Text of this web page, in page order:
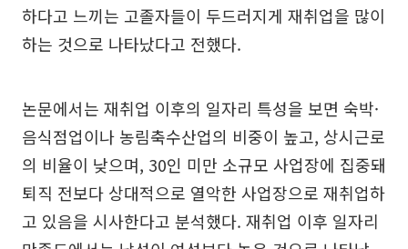
하다고 느끼는 고졸자들이 두드러지게 재취업을 많이
하는 것으로 나타났다고 전했다.
논문에서는 재취업 이후의 일자리 특성을 보면 숙박·
음식점업이나 농림축수산업의 비중이 높고, 상시근로
의 비율이 낮으며, 30인 미만 소규모 사업장에 집중돼
퇴직 전보다 상대적으로 열악한 사업장으로 재취업하
고 있음을 시사한다고 분석했다. 재취업 이후 일자리